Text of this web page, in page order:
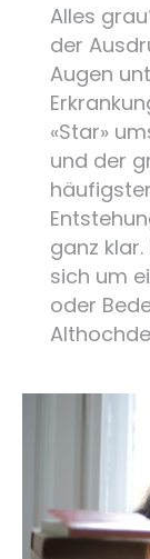
Alles
der
Augen
«Star»
und der
ganz
sich um
oder